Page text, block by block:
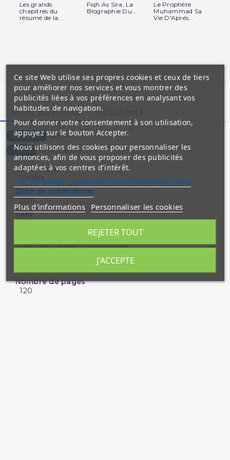
Les grands
chapitres du
résumé de la...
Fiqh As Sira, La
Biographie Du...
Le Prophète
Muhammad Sa
Vie D'Aprés...
Détails du produit Avis clients
Référence 1479-P
EAN13 9782356336071
Couverture
Souple
Date de publication
2011
ISBN
Francais / Arabe / Phonétique
Nombre de pages
120
Ce site Web utilise ses propres cookies et ceux de tiers
pour améliorer nos services et vous montrer des
publicités liées à vos préférences en analysant vos
habitudes de navigation.
Pour donner votre consentement à son utilisation,
appuyez sur le bouton Accepter.
Nous utilisons des cookies pour personnaliser les
annonces, afin de vous proposer des publicités
adaptées à vos centres d'intérêt.
site de Google concernant la confidentialité et les
conditions d'utilisation
Plus d'informations Personnaliser les cookies
REJETER TOUT
J'ACCEPTE